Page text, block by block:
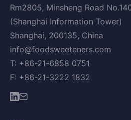
Rm2805, Minsheng Road
(Shanghai Information Tower)
Shanghai, 200135, China
info@foodsweeteners.com
T: +86-21-6858 0751
F: +86-21-3222 1832